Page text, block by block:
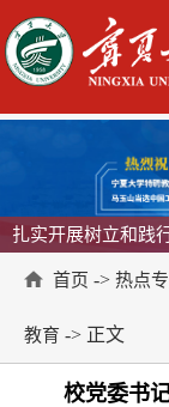
扎实开展树立和践
首页 -> 热点
教育 -> 正文
校党委书